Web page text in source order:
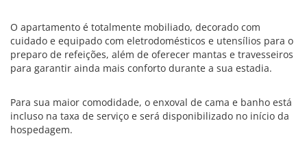
O apartamento é totalmente mobiliado, decorado com
cuidado e equipado com eletrodomésticos e utensílios para o
preparo de refeições, além de oferecer mantas e travesseiros
para garantir ainda mais conforto durante a sua estadia.
Para sua maior comodidade, o enxoval de cama e banho está
incluso na taxa de serviço e será disponibilizado no início da
hospedagem.